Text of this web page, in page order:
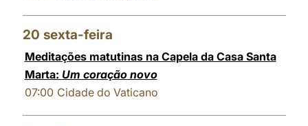
20 sexta-feira
Meditações matutinas na Capela da Casa Santa
Marta: Um coração novo
07:00 Cidade do Vaticano